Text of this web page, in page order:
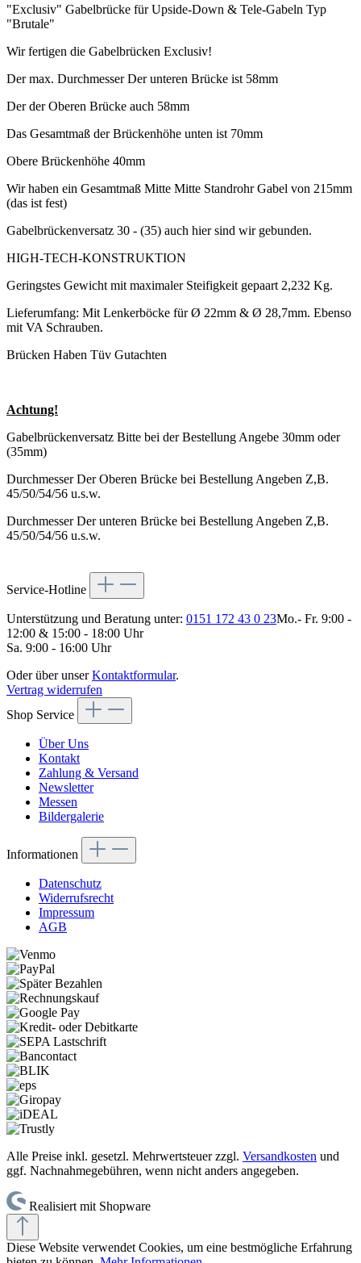
"Exclusiv" Gabelbrücke für Upside-Down & Tele-Gabeln Typ
"Brutale"
Wir fertigen die Gabelbrücken Exclusiv!
Der max. Durchmesser Der unteren Brücke ist 58mm
Der der Oberen Brücke auch 58mm
Das Gesamtmaß der Brückenhöhe unten ist 70mm
Obere Brückenhöhe 40mm
Wir haben ein Gesamtmaß Mitte Mitte Standrohr Gabel von 215mm
(das ist fest)
Gabelbrückenversatz 30 - (35) auch hier sind wir gebunden.
HIGH-TECH-KONSTRUKTION
Geringstes Gewicht mit maximaler Steifigkeit gepaart 2,232 Kg.
Lieferumfang: Mit Lenkerböcke für Ø 22mm & Ø 28,7mm. Ebenso
mit VA Schrauben.
Brücken Haben Tüv Gutachten
Achtung!
Gabelbrückenversatz Bitte bei der Bestellung Angebe 30mm oder
(35mm)
Durchmesser Der Oberen Brücke bei Bestellung Angeben Z,B.
45/50/54/56 u.s.w.
Durchmesser Der unteren Brücke bei Bestellung Angeben Z,B.
45/50/54/56 u.s.w.
Service-Hotline
Unterstützung und Beratung unter: 0151 172 43 0 23Mo.- Fr. 9:00 -
12:00 & 15:00 - 18:00 Uhr
Sa. 9:00 - 16:00 Uhr
Oder über unserKontaktformular.
Vertrag widerrufen
Shop Service
Über Uns
Kontakt
Zahlung & Versand
Newsletter
Messen
Bildergalerie
Informationen
Datenschutz
Widerrufsrecht
Impressum
AGB
Alle Preise inkl. gesetzl. Mehrwertsteuer zzgl. Versandkosten und
ggf. Nachnahmegebühren, wenn nicht anders angegeben.
Realisiert mit Shopware
Diese Website verwendet Cookies, um eine bestmögliche Erfahrung